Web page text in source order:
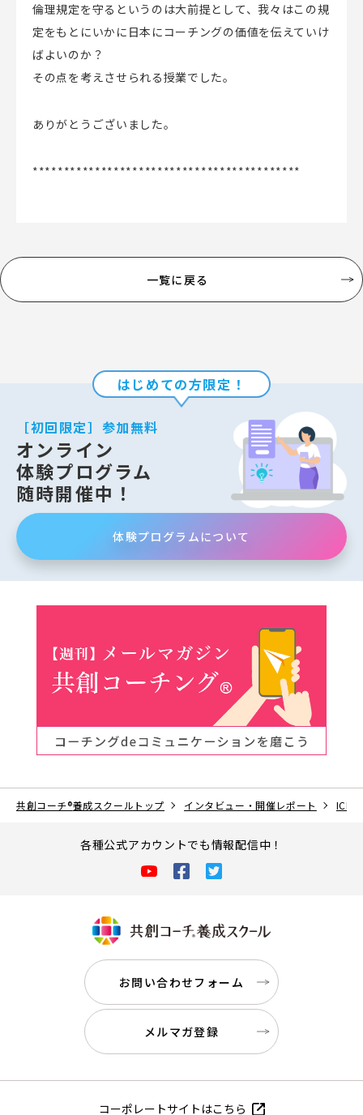
倫理規定を守るというのは大前提として、我々はこの規
定をもとにいかに日本にコーチングの価値を伝えていけ
ばよいのか？
その点を考えさせられる授業でした。
ありがとうございました。
*******************************************
一覧に戻る
はじめての方限定！
［初回限定］参加無料
オンライン
体験プログラム
随時開催中！
体験プログラムについて
共創コーチ®養成スクールトップ インタビュー・開催レポート ICF
各種公式アカウントでも情報配信中！
お問い合わせフォーム
メルマガ登録
コーポレートサイトはこちら